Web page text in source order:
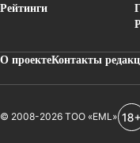
Рейтинги
О проектеКонтакты
© 2008-2026 ТОО «EML»